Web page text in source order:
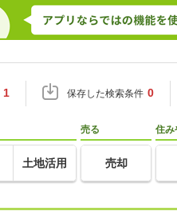
1 保存した検索条件 0
土地活用
売る
売却
住み